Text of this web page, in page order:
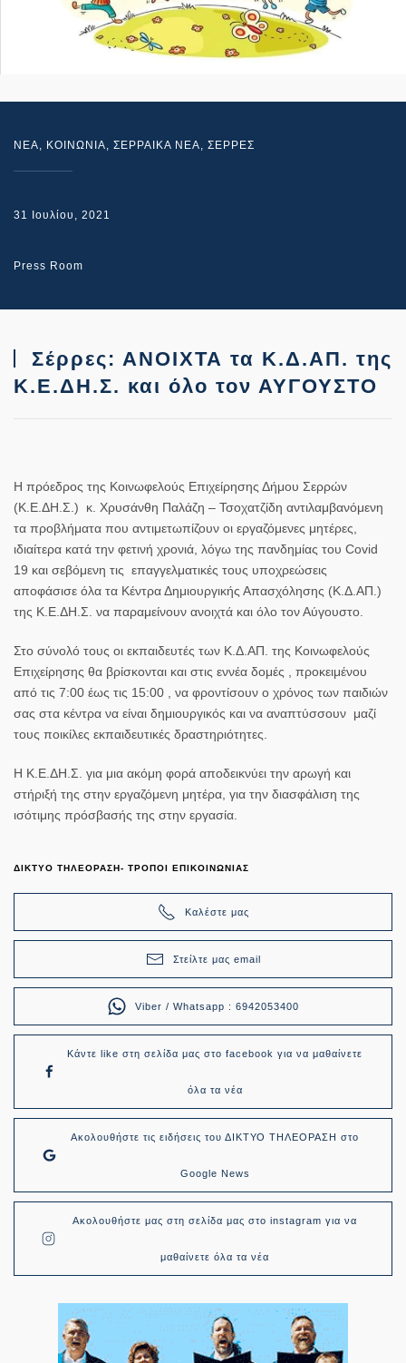
NEA, ΚΟΙΝΩΝΙΑ, ΣΕΡΡΑΙΚΑ ΝΕΑ, ΣΕΡΡΕΣ
31 Ιουλίου, 2021
Press Room
Σέρρες: ΑΝΟΙΧΤΑ τα Κ.Δ.ΑΠ. της
Κ.Ε.ΔΗ.Σ. και όλο τον ΑΥΓΟΥΣΤΟ
Η πρόεδρος της Κοινωφελούς Επιχείρησης Δήμου Σερρών
(Κ.Ε.ΔΗ.Σ.) κ. Χρυσάνθη Παλάζη – Τσοχατζίδη αντιλαμβανόμενη
τα προβλήματα που αντιμετωπίζουν οι εργαζόμενες μητέρες,
ιδιαίτερα κατά την φετινή χρονιά, λόγω της πανδημίας του Covid
19 και σεβόμενη τις επαγγελματικές τους υποχρεώσεις
αποφάσισε όλα τα Κέντρα Δημιουργικής Απασχόλησης (Κ.Δ.ΑΠ.)
της Κ.Ε.ΔΗ.Σ . να παραμείνουν ανοιχτά και όλο τονΑύγουστο.
Στο σύνολό τους οι εκπαιδευτές των Κ.Δ.ΑΠ. της Κοινωφελούς
Επιχείρησης θα βρίσκονται και στις εννέα δομές , προκειμένου
από τις 7:00 έως τις 15:00 , να φροντίσουν ο χρόνος των παιδιών
σας στα κέντρα να είναι δημιουργικός και να αναπτύσσουν μαζί
τους ποικίλες εκπαιδευτικές δραστηριότητες.
Η Κ.Ε.ΔΗ.Σ. για μια ακόμη φορά αποδεικνύει την αρωγή και
στήριξή της στην εργαζόμενη μητέρα, για την διασφάλιση της
ισότιμης πρόσβασής της στην εργασία.
ΔΙΚΤΥΟ ΤΗΛΕΟΡΑΣΗ- ΤΡΟΠΟΙ ΕΠΙΚΟΙΝΩΝΙΑΣ
Καλέστε μας
Στείλτε μας email
Viber / Whatsapp : 6942053400
Κάντε like στη σελίδα μας στο facebook για να μαθαίνετε
όλα τα νέα
Ακολουθήστε τις ειδήσεις του ΔΙΚΤΥΟ ΤΗΛΕΟΡΑΣΗ στο
Google News
Ακολουθήστε μας στη σελίδα μας στο instagram για να
μαθαίνετε όλα τα νέα